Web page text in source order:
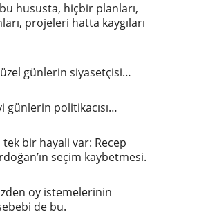
hususta, hiçbir planları,
projeleri hatta kaygıları
günlerin siyasetçisi…
günlerin politikacısı…
tek bir hayali var: Recep
seçim kaybetmesi.
oy istemelerinin
de bu.